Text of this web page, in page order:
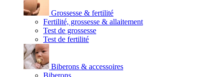
Grossesse & fertilité
Fertilité, grossesse & allaitement
Test de grossesse
Test de fertilité
Biberons & accessoires
Biberons